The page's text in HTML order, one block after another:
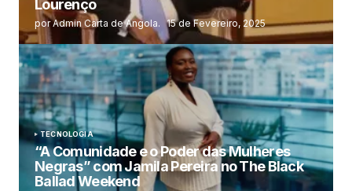
Lourenço
por Admin Carta de Angola. 15 de Fevereiro, 2025
TECNOLOGIA
“A Comunidade e o Poder das Mulheres
Negras” com Jamila Pereira no The Black
Ballad Weekend